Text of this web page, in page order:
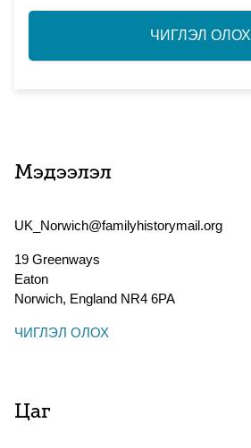
ЧИГЛЭЛ ОЛОХ
Мэдээлэл
UK_Norwich@familyhistorymail.org
19 Greenways
Eaton
Norwich, England NR4 6PA
ЧИГЛЭЛ ОЛОХ
Цаг